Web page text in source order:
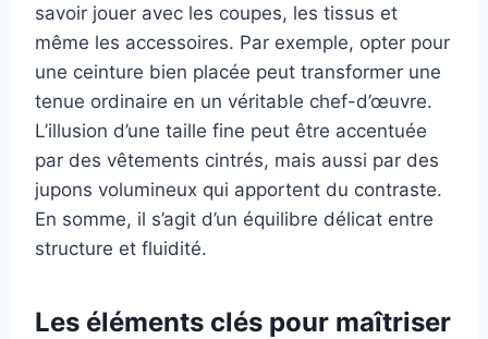
savoir jouer avec les coupes, les tissus et
même les accessoires. Par exemple, opter pour
une ceinture bien placée peut transformer une
tenue ordinaire en un véritable chef-d’œuvre.
L’illusion d’une taille fine peut être accentuée
par des vêtements cintrés, mais aussi par des
jupons volumineux qui apportent du contraste.
En somme, il s’agit d’un équilibre délicat entre
structure et fluidité.
Les éléments clés pour maîtriser